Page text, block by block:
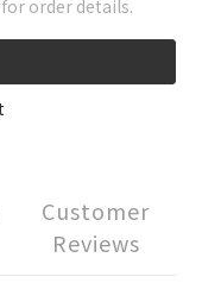
order details.
Customer
Reviews